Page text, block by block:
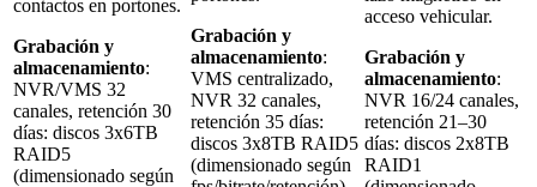
contactos en portones.
Grabación y
almacenamiento:
NVR/VMS 32
canales, retención 30
días: discos 3x6TB
RAID5
(dimensionado según
Grabación y
almacenamiento:
VMS centralizado,
NVR 32 canales,
retención 35 días:
discos 3x8TB RAID5
(dimensionado según
acceso vehicular.
Grabación y
almacenamiento:
NVR 16/24 canales,
retención 21–30
días: discos 2x8TB
RAID1